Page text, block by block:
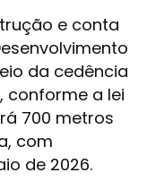
e conta
da cedência
conforme a lei
700 metros
com
de 2026.